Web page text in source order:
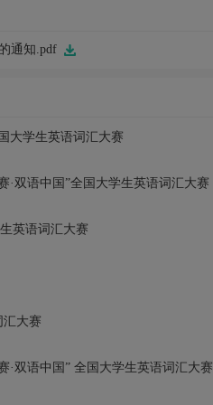
通知.pdf
大学生英语词汇大赛
·双语中国”全国大学生英语词汇大赛
英语词汇大赛
汇大赛
·双语中国” 全国大学生英语词汇大赛